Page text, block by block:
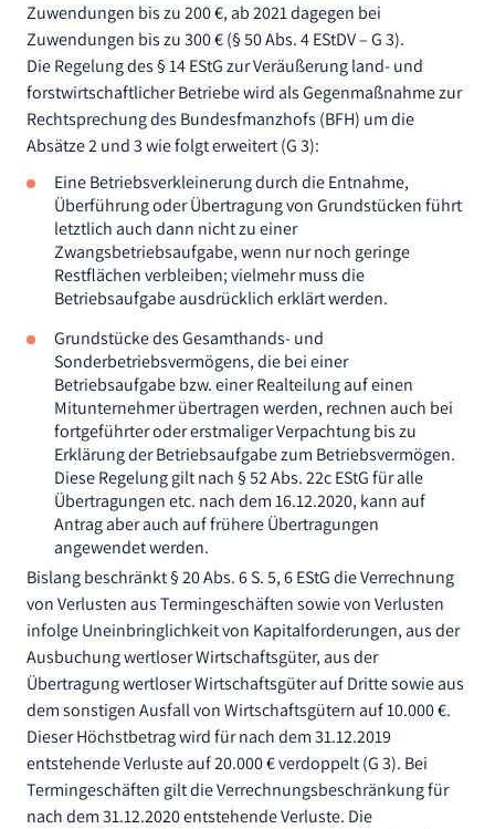
Zuwendungen bis zu 200 €, ab 2021 dagegen bei
Zuwendungen bis zu 300 € (§ 50 Abs. 4 EStDV – G 3).
Die Regelung des § 14 EStG zur Veräußerung land- und
forstwirtschaftlicher Betriebe wird als Gegenmaßnahme zur
Rechtsprechung des Bundesfmanzhofs (BFH) um die
Absätze 2 und 3 wie folgt erweitert (G 3):
Eine Betriebsverkleinerung durch die Entnahme,
Überführung oder Übertragung von Grundstücken führt
letztlich auch dann nicht zu einer
Zwangsbetriebsaufgabe, wenn nur noch geringe
Restflächen verbleiben; vielmehr muss die
Betriebsaufgabe ausdrücklich erklärt werden.
Grundstücke des Gesamthands- und
Sonderbetriebsvermögens, die bei einer
Betriebsaufgabe bzw. einer Realteilung auf einen
Mitunternehmer übertragen werden, rechnen auch bei
fortgeführter oder erstmaliger Verpachtung bis zu
Erklärung der Betriebsaufgabe zum Betriebsvermögen.
Diese Regelung gilt nach § 52 Abs. 22c EStG für alle
Übertragungen etc. nach dem 16.12.2020, kann auf
Antrag aber auch auf frühere Übertragungen
angewendet werden.
Bislang beschränkt § 20 Abs. 6 S. 5, 6 EStG die Verrechnung
von Verlusten aus Termingeschäften sowie von Verlusten
infolge Uneinbringlichkeit von Kapitalforderungen, aus der
Ausbuchung wertloser Wirtschaftsgüter, aus der
Übertragung wertloser Wirtschaftsgüter auf Dritte sowie aus
dem sonstigen Ausfall von Wirtschaftsgütern auf 10.000 €.
Dieser Höchstbetrag wird für nach dem 31.12.2019
entstehende Verluste auf 20.000 € verdoppelt (G 3). Bei
Termingeschäften gilt die Verrechnungsbeschränkung für
nach dem 31.12.2020 entstehende Verluste. Die